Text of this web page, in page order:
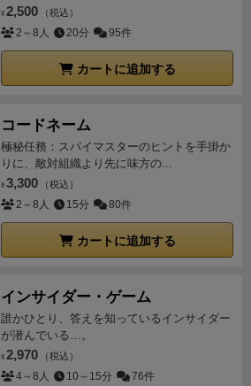
¥ 2,500 （税込）
2～8人 20分 95件
カートに追加する
コードネーム
極秘任務：スパイマスターのヒントを手掛か
りに、敵対組織より先に味方の...
¥ 3,300 （税込）
2～8人 15分 80件
カートに追加する
インサイダー・ゲーム
誰かひとり、答えを知っているインサイダー
が潜んでいる…。
¥ 2,970 （税込）
4～8人 10～15分 76件